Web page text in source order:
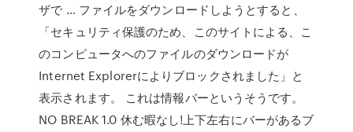
ザで … ファイルをダウンロードしようとすると、
「セキュリティ保護のため、このサイトによる、こ
のコンピュータへのファイルのダウンロードが
Internet Explorerによりブロックされました」と
表示されます。 これは情報バーというそうです。
NO BREAK 1.0 休む暇なし!上下左右にバーがあるブ